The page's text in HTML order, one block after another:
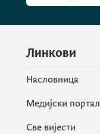
Линкови
Насловница
Медијски портал
Све вијести